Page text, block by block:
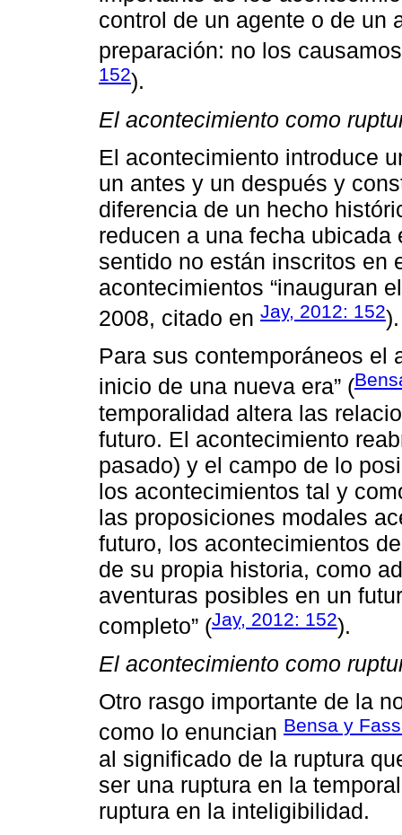
control de un agente o de un
preparación: no los
152).
El acontecimiento como
El acontecimiento introduce
un antes y un después y
diferencia de un hecho
reducen a una fecha
sentido no están inscritos en
acontecimientos “inauguran
2008, citado en Jay, 2012: 152).
Para sus contemporáneos el
inicio de una nueva era” (
temporalidad altera las
futuro. El acontecimiento
pasado) y el campo de lo
los acontecimientos tal y
las proposiciones modales
futuro, los acontecimientos
de su propia historia, como
aventuras posibles en un
completo” (Jay, 2012: 152).
El acontecimiento como
Otro rasgo importante de la
como lo enuncian Bensa y
al significado de la ruptura
ser una ruptura en la
ruptura en la inteligibilidad.